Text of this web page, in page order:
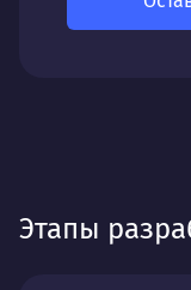
Этапы